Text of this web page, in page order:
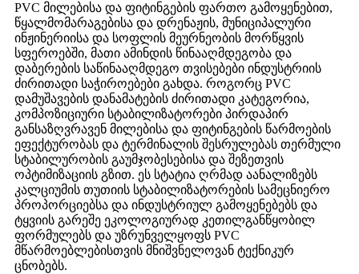
PVC მილებისა და ფიტინგების ფართო გამოყენებით,
წყალმომარაგებისა და დრენაჟის, მუნიციპალური
ინჟინერიისა და სოფლის მეურნეობის მორწყვის
სფეროებში, მათი ამინდის წინააღმდეგობა და
დაბერების საწინააღმდეგო თვისებები ინდუსტრიის
ძირითადი საჭიროებები გახდა. როგორც PVC
დამუშავების დანამატების ძირითადი კატეგორია,
კომპოზიციური სტაბილიზატორები პირდაპირ
განსაზღვრავენ მილებისა და ფიტინგების წარმოების
ეფექტურობას და ტერმინალის შესრულებას თერმული
სტაბილურობის გაუმჯობესებისა და შეზეთვის
ოპტიმიზაციის გზით. ეს სტატია ღრმად აანალიზებს
კალციუმის თუთიის სტაბილიზატორების სამეცნიერო
პროპორციებსა და ინდუსტრიულ გამოყენებებს და
ტყვიის გარეშე ეკოლოგიურად კეთილგანწყობილ
ფორმულებს და უზრუნველყოფს PVC
მწარმოებლებისთვის მნიშვნელოვან ტექნიკურ
ცნობებს.